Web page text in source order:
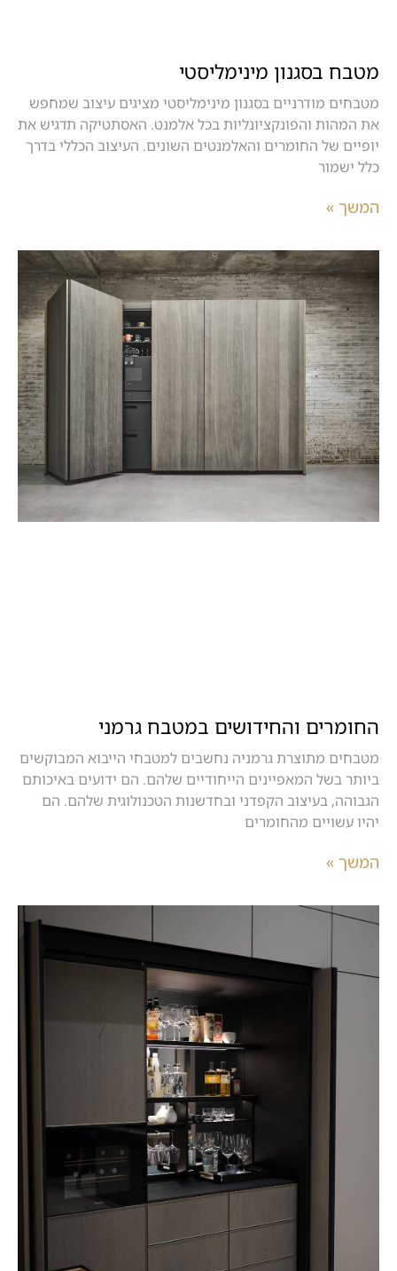
מטבח בסגנון מינימליסטי
מטבחים מודרניים בסגנון מינימליסטי מציגים עיצוב שמחפש
את המהות והפונקציונליות בכל אלמנט. האסתטיקה תדגיש את
יופיים של החומרים והאלמנטים השונים. העיצוב הכללי בדרך
כלל ישמור
המשך »
החומרים והחידושים במטבח גרמני
מטבחים מתוצרת גרמניה נחשבים למטבחי הייבוא המבוקשים
ביותר בשל המאפיינים הייחודיים שלהם. הם ידועים באיכותם
הגבוהה, בעיצוב הקפדני ובחדשנות הטכנולוגית שלהם. הם
יהיו עשויים מהחומרים
המשך »